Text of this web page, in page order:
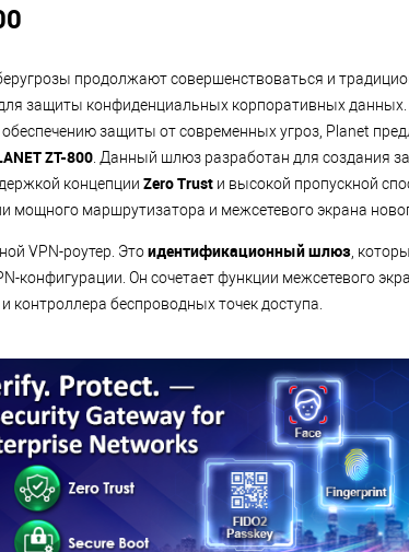
продолжают совершенствоваться и
защиты конфиденциальных корпоративных
защиты от современных угроз, Planet
ZT-800. Данный шлюз разработан для создания
концепции Zero Trust и высокой пропускной
мощного маршрутизатора и межсетевого экрана
VPN-роутер. Этоидентификационный шлюз,
конфигурации. Он сочетает функции межсетевого
контроллера беспроводных точек доступа.